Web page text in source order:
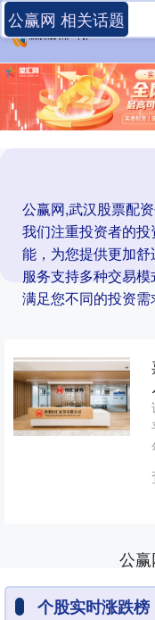
公赢网,武汉股票配
我们注重投资者的
能，为您提供更加
服务支持多种交易
满足您不同的投资需
公赢网 相关话题
公
个股实时涨跌榜